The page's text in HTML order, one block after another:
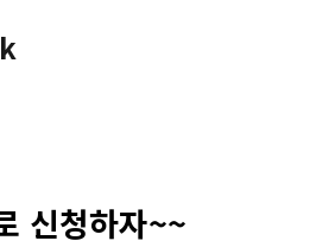
신청하자~~